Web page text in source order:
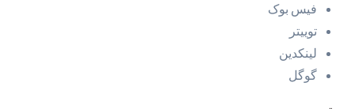
فیس بوک
توییتر
لینکدین
گوگل